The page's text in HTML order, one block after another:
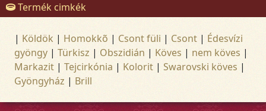
Termék cimkék
| Köldök | Homokkõ | Csont füli | Csont | Édesvízi
gyöngy | Türkisz | Obszidián | Köves | nem köves |
Markazit | Tejcirkónia | Kolorit | Swarovski köves |
Gyöngyház | Brill